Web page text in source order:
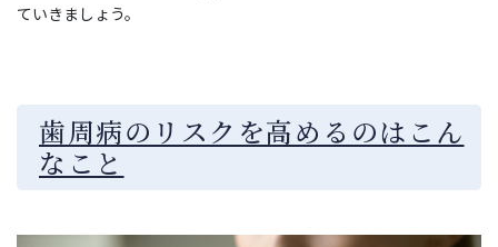
ていきましょう。
歯周病のリスクを高めるのはこん
なこと